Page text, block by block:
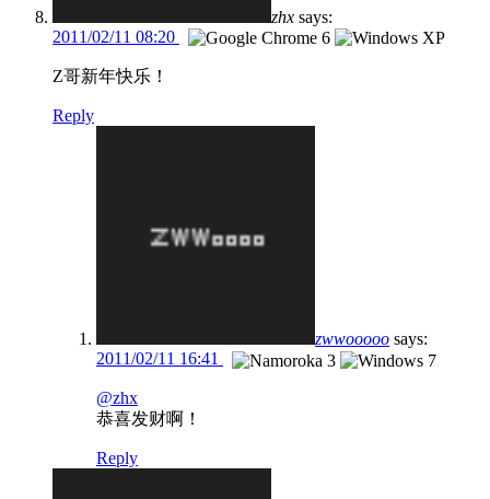
zhx says:
2011/02/11 08:20
Z哥新年快乐！
Reply
zwwooooo says:
2011/02/11 16:41
@zhx
恭喜发财啊！
Reply